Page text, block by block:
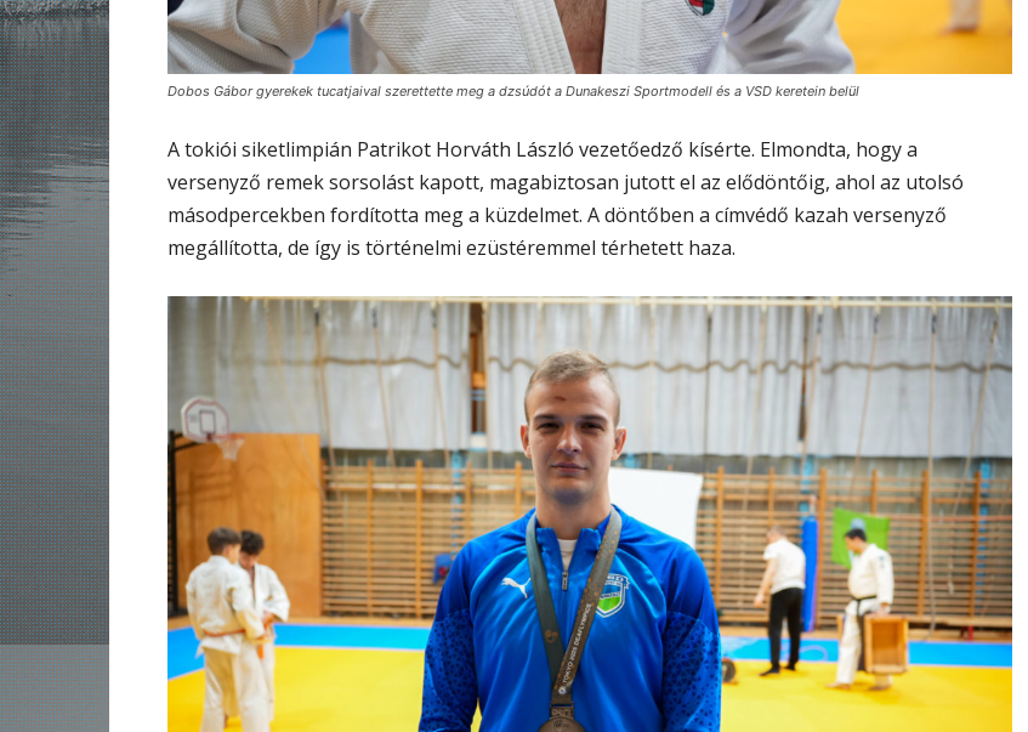
Dobos Gábor gyerekek tucatjaival szerettette meg a dzsúdót a Dunakeszi Sportmodell és a VSD keretein belül
A tokiói siketlimpián Patrikot Horváth László vezetőedző kísérte. Elmondta, hogy a
versenyző remek sorsolást kapott, magabiztosan jutott el az elődöntőig, ahol az utolsó
másodpercekben fordította meg a küzdelmet. A döntőben a címvédő kazah versenyző
megállította, de így is történelmi ezüstéremmel térhetett haza.